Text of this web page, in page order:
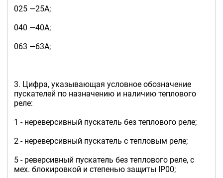
025 —25А;
040 —40А;
063 —63А;
3. Цифра, указывающая условное обозначение
пускателей по назначению и наличию теплового
реле:
1 - нереверсивный пускатель без теплового реле;
2 - нереверсивный пускатель с тепловым реле;
5 - реверсивный пускатель без теплового реле, с
мех. блокировкой и степенью защиты IP00;